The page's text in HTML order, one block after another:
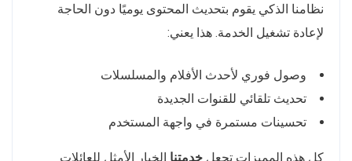
نظامنا الذكي يقوم بتحديث المحتوى يوميًا دون الحاجة
لإعادة تشغيل الخدمة. هذا يعني:
وصول فوري لأحدث الأفلام والمسلسلات
تحديث تلقائي للقنوات الجديدة
تحسينات مستمرة في واجهة المستخدم
كل هذه المميزات تجعل خدمتنا الخيار الأمثل للعائلات